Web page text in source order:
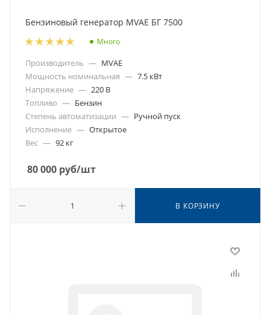
Бензиновый генератор MVAE БГ 7500
Много
Производитель — MVAE
Мощность номинальная — 7.5 кВт
Напряжение — 220 В
Топливо — Бензин
Степень автоматизации — Ручной пуск
Исполнение — Открытое
Вес — 92 кг
80 000 руб/шт
В КОРЗИНУ